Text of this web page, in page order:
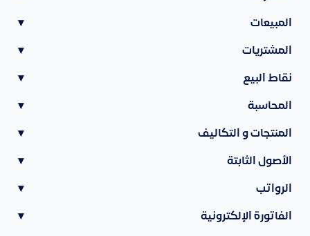
المبيعات ▾
المشتريات ▾
نقاط البيع ▾
المحاسبة ▾
المنتجات و التكاليف ▾
الأصول الثابتة ▾
الرواتب ▾
الفاتورة الإلكترونية ▾